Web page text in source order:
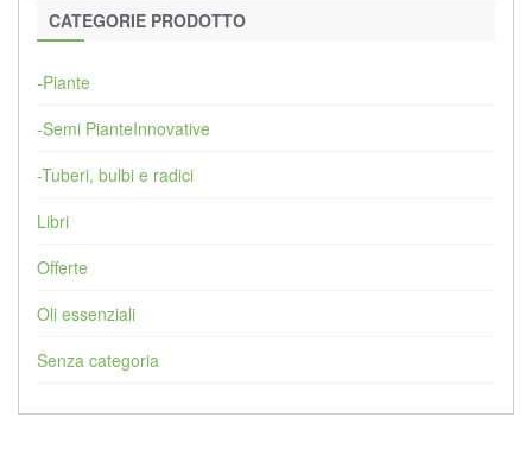
CATEGORIE PRODOTTO
-Piante
-Semi PianteInnovative
-Tuberi, bulbi e radici
Libri
Offerte
Oli essenziali
Senza categoria